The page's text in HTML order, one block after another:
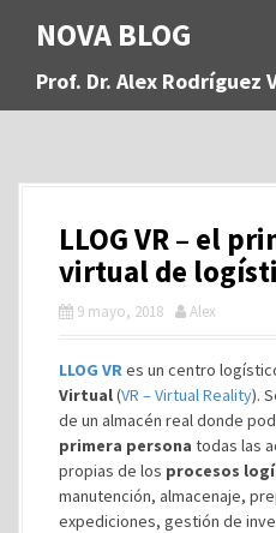
a
NOVA BLOG
Prof. Dr. Alex Rodríguez
LLOG VR – el
virtual de
9 mayo, 2018 Alex
LLOG VRes un centro
Virtual(VR – Virtual Reality).
de un almacén real donde
primera persona todas las
propias de los procesos
manutención, almacenaje,
expediciones, gestión de